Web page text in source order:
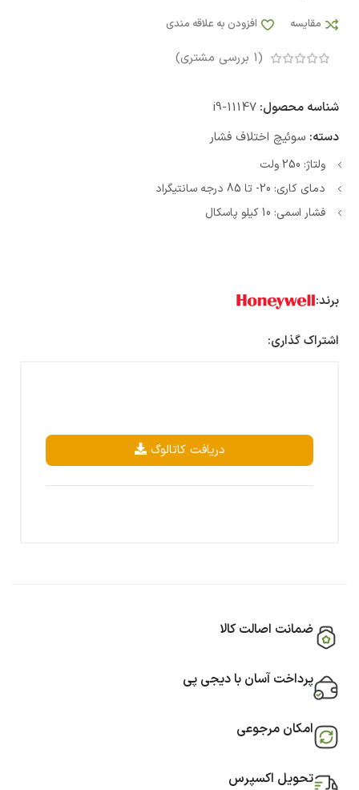
مقایسه افزودن به علاقه مندی
(
1 بررسی مشتری)
شناسه محصول: i9-11147
دسته: سوئیچ اختلاف فشار
ولتاژ: 250 ولت
دمای کاری: 20- تا 85 درجه سانتیگراد
فشار اسمی: 10 کیلو پاسکال
برند:
اشتراک گذاری:
دریافت کاتالوگ
ضمانت اصالت کالا
پرداخت آسان با دیجی پی
امکان مرجوعی
تحویل اکسپرس